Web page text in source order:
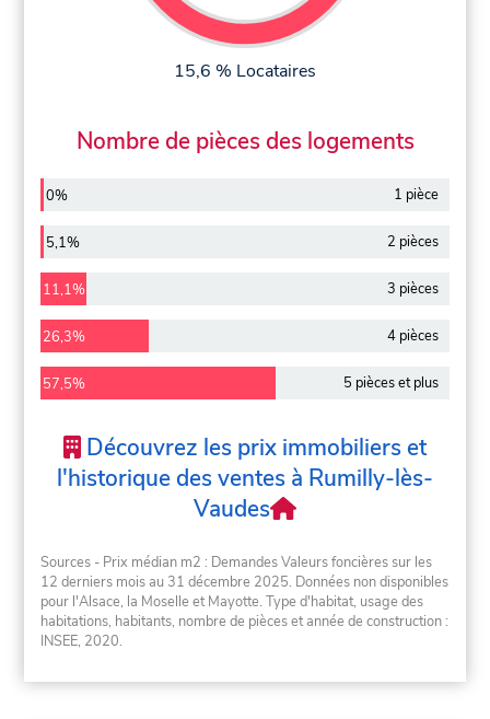
15,6 % Locataires
Nombre de pièces des logements
0% 1 pièce
5,1% 2 pièces
11,1% 3 pièces
26,3% 4 pièces
57,5% 5 pièces et plus
Découvrez les prix immobiliers et
l'historique des ventes à Rumilly-lès-
Vaudes
Sources - Prix médian m2 : Demandes Valeurs foncières sur les
12 derniers mois au 31 décembre 2025. Données non disponibles
pour l'Alsace, la Moselle et Mayotte. Type d'habitat, usage des
habitations, habitants, nombre de pièces et année de construction :
INSEE, 2020.